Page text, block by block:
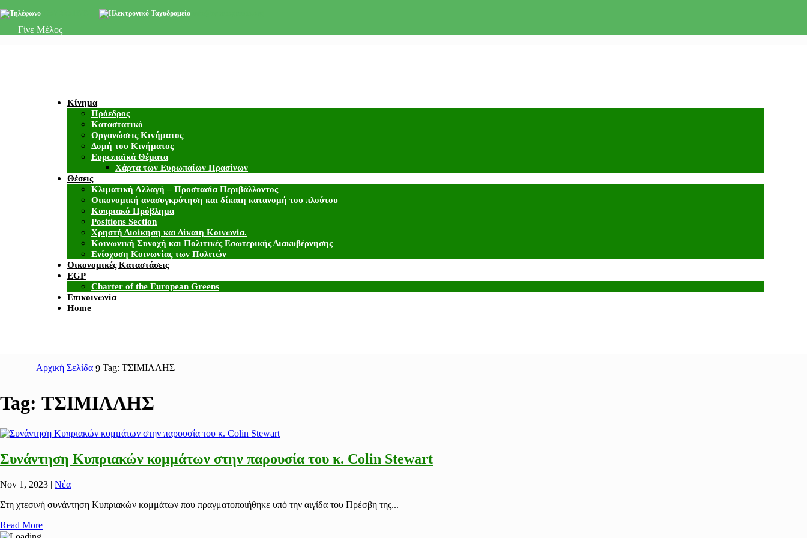
Γίνε Μέλος
Κίνημα
Πρόεδρος
Καταστατικό
Οργανώσεις Κινήματος
Δομή του Κινήματος
Ευρωπαϊκά Θέματα
Χάρτα των Ευρωπαίων Πρασίνων
Θέσεις
Κλιματική Αλλαγή – Προστασία Περιβάλλοντος
Οικονομική ανασυγκρότηση και δίκαιη κατανομή του πλούτου
Κυπριακό Πρόβλημα
Positions Section
Χρηστή Διοίκηση και Δίκαιη Κοινωνία.
Κοινωνική Συνοχή και Πολιτικές Εσωτερικής Διακυβέρνησης
Ενίσχυση Κοινωνίας των Πολιτών
Οικονομικές Καταστάσεις
EGP
Charter of the European Greens
Επικοινωνία
Home
Αρχική Σελίδα 9 Tag: ΤΣΙΜΙΛΛΗΣ
Tag: ΤΣΙΜΙΛΛΗΣ
Συνάντηση Κυπριακών κομμάτων στην παρουσία του κ. Colin Stewart
Nov 1, 2023 | Νέα
Στη χτεσινή συνάντηση Κυπριακών κομμάτων που πραγματοποιήθηκε υπό την αιγίδα του Πρέσβη της...
Read More